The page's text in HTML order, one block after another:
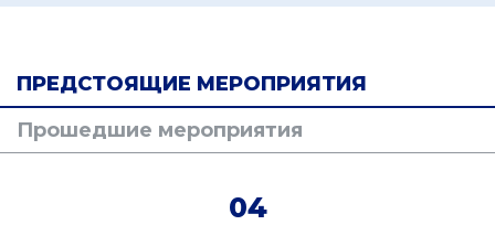
ПРЕДСТОЯЩИЕ МЕРОПРИЯТИЯ
Прошедшие мероприятия
04